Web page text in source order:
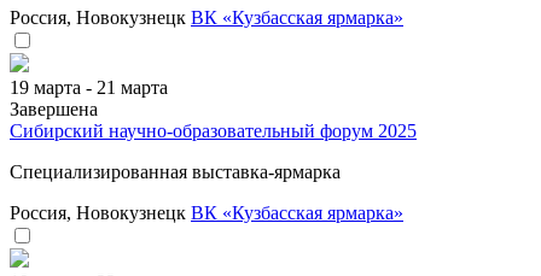
Россия, Новокузнецк ВК «Кузбасская ярмарка»
19 марта - 21 марта
Завершена
Сибирский научно-образовательный форум 2025
Специализированная выставка-ярмарка
Россия, Новокузнецк ВК «Кузбасская ярмарка»